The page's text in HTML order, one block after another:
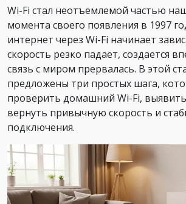
Wi-Fi стал неотъемлемой частью
момента своего появления в 1997
интернет через Wi-Fi начинает
скорость резко падает, создается
связь с миром прервалась. В этой
предложены три простых шага,
проверить домашний Wi-Fi,
вернуть привычную скорость и
подключения.